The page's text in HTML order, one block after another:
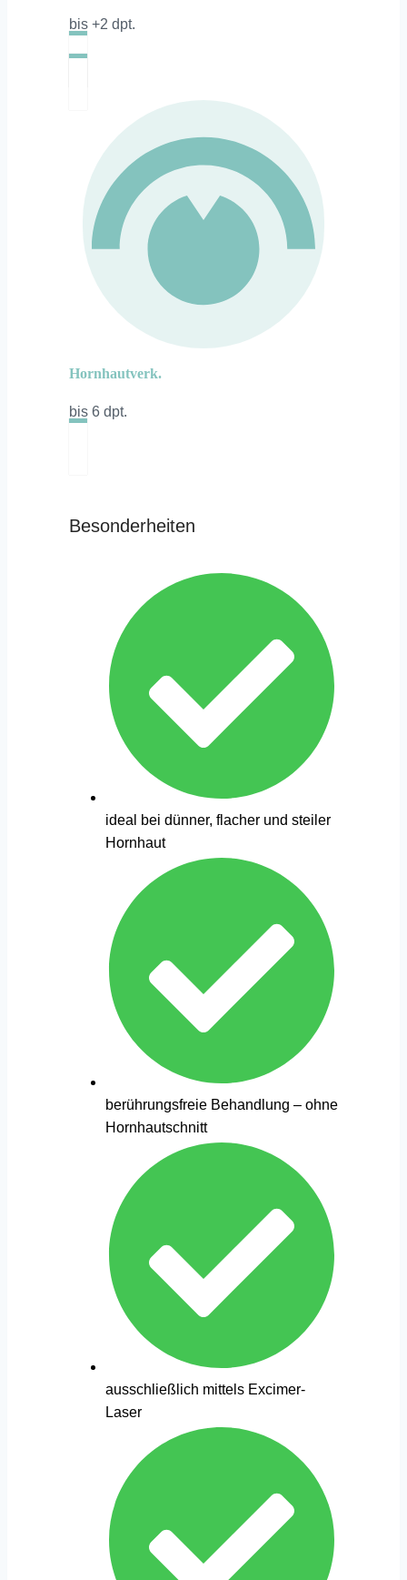
bis +2 dpt.
Hornhautverk.
bis 6 dpt.
Besonderheiten
ideal bei dünner, flacher und steiler
Hornhaut
berührungsfreie Behandlung – ohne
Hornhautschnitt
ausschließlich mittels Excimer-
Laser